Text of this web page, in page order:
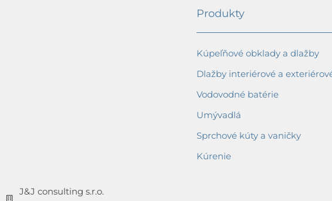
J&J consulting s.r.o.
Produkty
Kúpeľňové obklady a dlažby
Dlažby interiérové a
Vodovodné batérie
Umývadlá
Sprchové kúty a vaničky
Kúrenie